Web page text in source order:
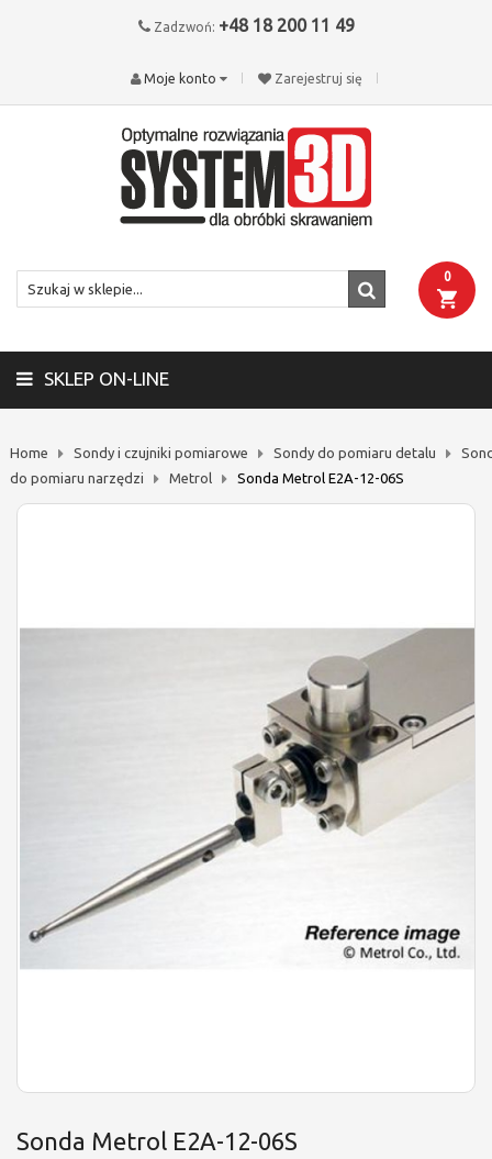
Zadzwoń: +48 18 200 11 49
Zarejestruj się
Moje konto
0
SKLEP ON-LINE
Home Sondy i czujniki pomiarowe Sondy do pomiaru detalu
do pomiaru narzędzi
Metrol Sonda Metrol E2A-12-06S
Sonda Metrol E2A-12-06S